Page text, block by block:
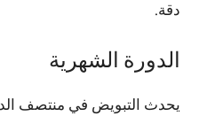
دقة.
الدورة الشهرية
يحدث التبويض في منتصف